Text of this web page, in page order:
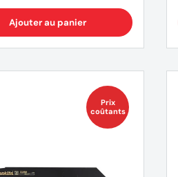
Ajouter au panier
Prix
coûtants